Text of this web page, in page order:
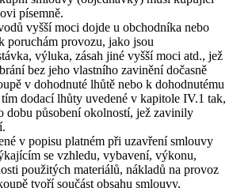
písemně.
vyšší moci dojde u obchodníka nebo
poruchám provozu, jako jsou
výluka, zásah jiné vyšší moci atd., jež
bez jeho vlastního zavinění dočasně
v dohodnuté lhůtě nebo k dohodnutému
dodací lhůty uvedené v kapitole IV.1 tak,
dobu působení okolností, jež zavinily
v popisu platném při uzavření smlouvy
se vzhledu, vybavení, výkonu,
použitých materiálů, nákladů na provoz
tvoří součást obsahu smlouvy,